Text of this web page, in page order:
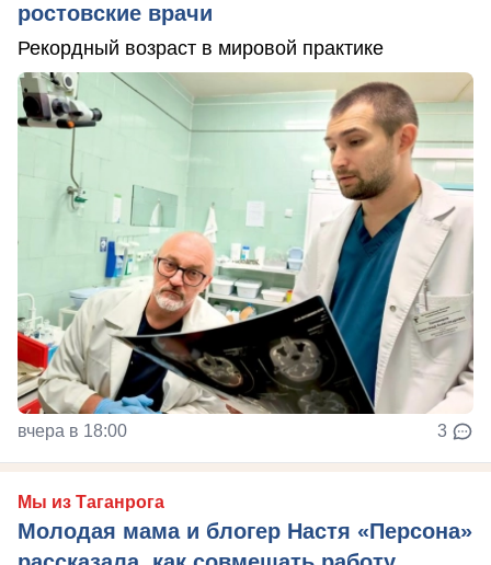
ростовские врачи
Рекордный возраст в мировой практике
вчера в 18:00 3
Мы из Таганрога
Молодая мама и блогер Настя «Персона»